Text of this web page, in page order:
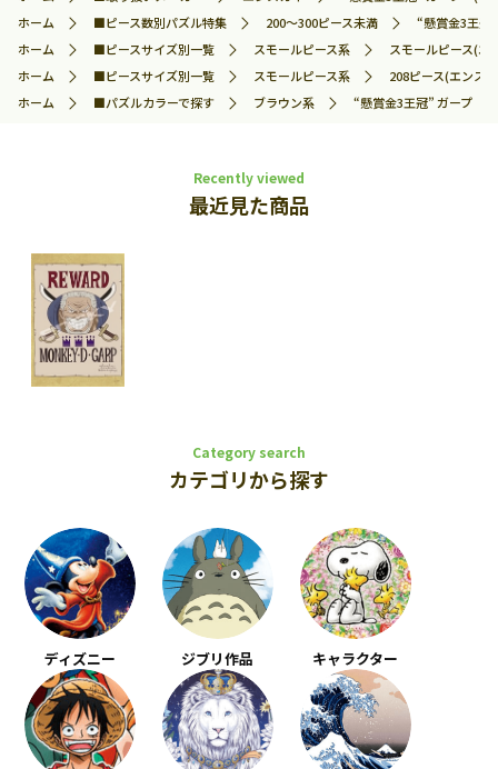
ホーム
■ピース数別パズル特集 200～300ピース未満
“懸賞金3王
ホーム
■ピースサイズ別一覧 スモールピース系
スモールピース(エ
ホーム
■ピースサイズ別一覧 スモールピース系
208ピース(エンス
ホーム
■パズルカラーで探す ブラウン系 “懸賞金3王冠” ガープ (
Recently viewed
最近見た商品
Category search
カテゴリから探す
ディズニー ジブリ作品 キャラクター